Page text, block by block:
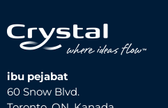
ibu pejabat
60 Snow Blvd.